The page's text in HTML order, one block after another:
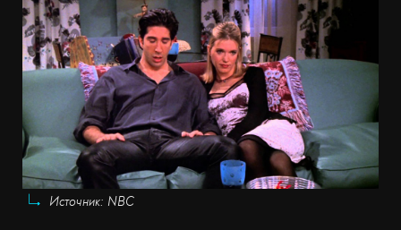
Источник: NBC